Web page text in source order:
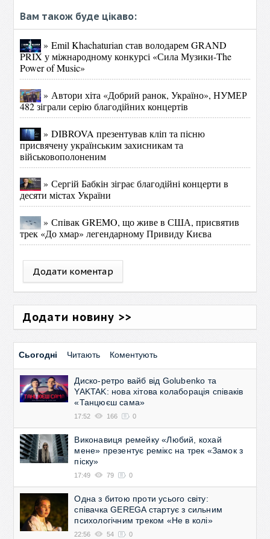
Вам також буде цікаво:
» Emil Khachaturian став володарем GRAND
PRIX у міжнародному конкурсі «Сила Музики-The
Power of Music»
» Автори хіта «Добрий ранок, Україно», НУМЕР
482 зіграли серію благодійних концертів
» DIBROVA презентував кліп та пісню
присвячену українським захисникам та
військовополоненим
» Сергій Бабкін зіграє благодійні концерти в
десяти містах України
» Співак GREMO, що живе в США, присвятив
трек «До хмар» легендарному Привиду Києва
Додати коментар
Додати новину >>
Сьогодні Читають Коментують
Диско-ретро вайб від Golubenko та
YAKTAK: нова хітова колаборація співаків
«Танцюєш сама»
17:52 166 0
Виконавиця ремейку «Любий, кохай
мене» презентує ремікс на трек «Замок з
піску»
17:49 79 0
Одна з битою проти усього світу:
співачка GEREGA стартує з сильним
психологічним треком «Не в колі»
22:56 54 0